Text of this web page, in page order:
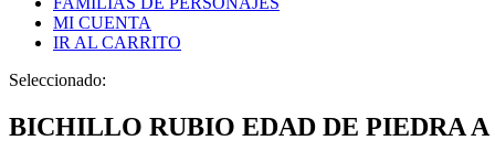
MI CUENTA
IR AL CARRITO
Seleccionado:
BICHILLO RUBIO EDAD DE PIEDRA A